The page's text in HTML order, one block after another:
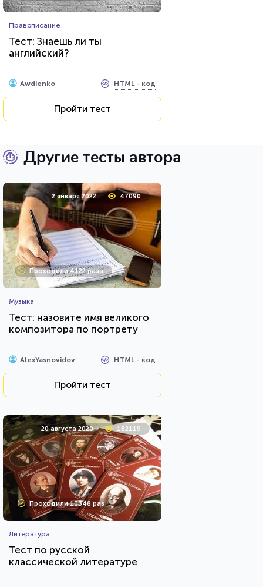
Правописание
Тест: Знаешь ли ты
английский?
Awdienko HTML - код
Пройти тест
Другие тесты автора
2 января 2022 47090
Проходили 4122 раза
Музыка
Тест: назовите имя великого
композитора по портрету
AlexYasnovidov HTML - код
Пройти тест
20 августа 2020 182119
Проходили 10348 раз
Литература
Тест по русской
классической литературе